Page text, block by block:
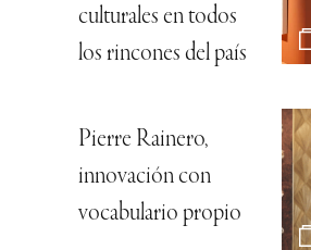
culturales en todos
los rincones del país
Pierre Rainero,
innovación con
vocabulario propio